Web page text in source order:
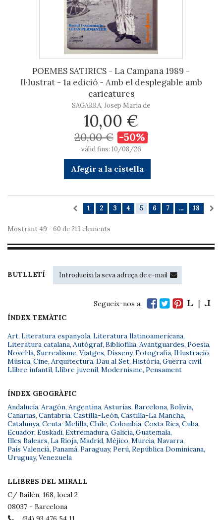
POEMES SATIRICS - La Campana 1989 -
Il·lustrat - 1a edició - Amb el desplegable amb
caricatures
SAGARRA, Josep Maria de
10,00 €
20,00 € -50%
vàlid fins: 10/08/26
Afegir a la cistella
1 2 3 4 5 6 7 ... 18
Mostrant 49 - 60 de 213 elements
BUTLLETÍ
Segueix-nos a:
ÍNDEX TEMÀTIC
Art, Literatura espanyola, Literatura llatinoamericana,
Literatura catalana, Autògraf, Bibliofília, Avantguardes, Poesia,
Novel·la, Surrealisme, Viatges, Disseny, Fotografia, Il·lustració,
Música, Cine, Arquitectura, Dau al Set, Història, Guerra civil,
Llibre infantil, Llibre juvenil, Modernisme, Pensament
ÍNDEX GEOGRÀFIC
Andalucía, Aragón, Argentina, Asturias, Barcelona, Bolivia,
Canarias, Cantabria, Castilla-León, Castilla-La Mancha,
Catalunya, Ceuta-Melilla, Chile, Colombia, Costa Rica, Cuba,
Ecuador, Euskadi, Extremadura, Galicia, Guatemala,
Illes Balears, La Rioja, Madrid, Méjico, Murcia, Navarra,
País Valencià, Panamá, Paraguay, Perú, República Dominicana,
Uruguay, Venezuela
LLIBRES DEL MIRALL
C/ Bailèn, 168, local 2
08037 - Barcelona